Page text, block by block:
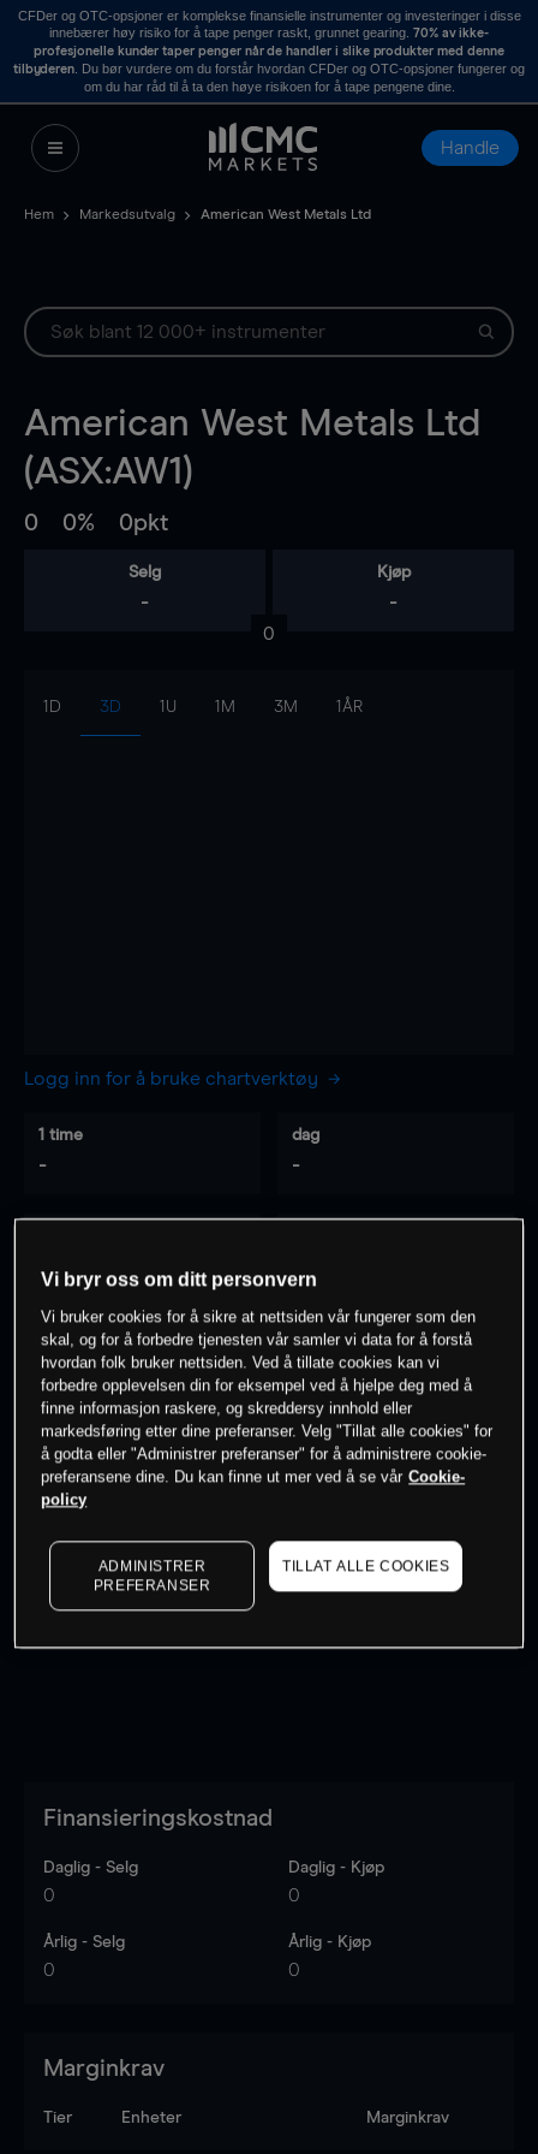
CFDer og OTC-opsjoner er komplekse finansielle instrumenter og investeringer i disse
innebærer høy risiko for å tape penger raskt, grunnet gearing. 70% av ikke-
profesjonelle kunder taper penger når de handler i slike produkter med denne
tilbyderen . Du bør vurdere om du forstår hvordan CFDer og OTC-opsjoner fungerer og
om du har råd til å ta den høye risikoen for å tape pengene dine.
Handle
Hem Markedsutvalg American West Metals Ltd
American West Metals Ltd
(ASX:AW1)
0 0% 0pkt
Selg
-
Kjøp
-
0
1D 3D 1U 1M 3M 1ÅR
Logg inn for å bruke chartverktøy
1 time
-
dag
-
-
0% av kunder erpå dette instrumentet
Søk om konto
Log in
Finansieringskostnad
Daglig - Selg
0
Daglig - Kjøp
0
Årlig - Selg
0
Årlig - Kjøp
0
Marginkrav
Tier Enheter Marginkrav
Vi bryr oss om ditt personvern
Vi bruker cookies for å sikre at nettsiden vår fungerer som den
skal, og for å forbedre tjenesten vår samler vi data for å forstå
hvordan folk bruker nettsiden. Ved å tillate cookies kan vi
forbedre opplevelsen din for eksempel ved å hjelpe deg med å
finne informasjon raskere, og skreddersy innhold eller
markedsføring etter dine preferanser. Velg "Tillat alle cookies" for
å godta eller "Administrer preferanser" for å administrere cookie-
preferansene dine. Du kan finne ut mer ved å se vår Cookie-
policy
ADMINISTRER
PREFERANSER
TILLAT ALLE COOKIES